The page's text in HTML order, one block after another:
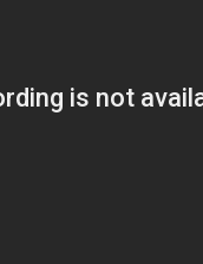
пляжным